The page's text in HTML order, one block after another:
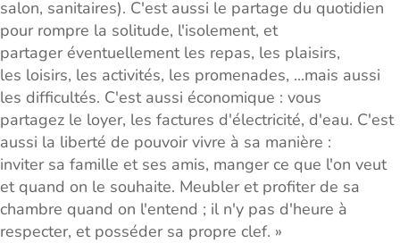
salon, sanitaires). C'est aussi le partage du quotidien
pour rompre la solitude, l'isolement, et
partager éventuellement les repas, les plaisirs,
les loisirs, les activités, les promenades, ...mais aussi
les difficultés. C'est aussi économique : vous
partagez le loyer, les factures d'électricité, d'eau. C'est
aussi la liberté de pouvoir vivre à sa manière :
inviter sa famille et ses amis, manger ce que l'on veut
et quand on le souhaite. Meubler et profiter de sa
chambre quand on l'entend ; il n'y pas d'heure à
respecter, et posséder sa propre clef. »